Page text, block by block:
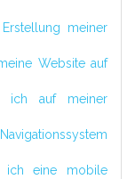
meiner
Website auf
ich auf meiner
ich eine mobile